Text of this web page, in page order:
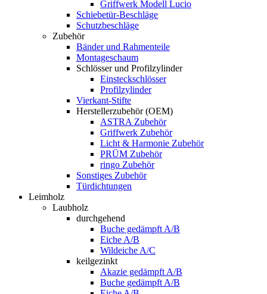
Griffwerk Modell Lucio
Schiebetür-Beschläge
Schutzbeschläge
Zubehör
Bänder und Rahmenteile
Montageschaum
Schlösser und Profilzylinder
Einsteckschlösser
Profilzylinder
Vierkant-Stifte
Herstellerzubehör (OEM)
ASTRA Zubehör
Griffwerk Zubehör
Licht & Harmonie Zubehör
PRÜM Zubehör
ringo Zubehör
Sonstiges Zubehör
Türdichtungen
Leimholz
Laubholz
durchgehend
Buche gedämpft A/B
Eiche A/B
Wildeiche A/C
keilgezinkt
Akazie gedämpft A/B
Buche gedämpft A/B